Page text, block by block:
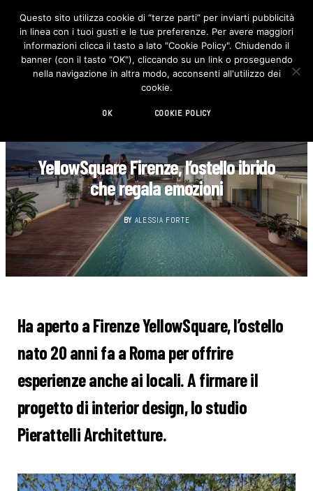
F
c
e
b
o
I
n
s
t
YellowSquare Firenze, l’ostello ibrido
che regala emozioni
BY ALESSIA FORTE
Ha aperto a Firenze YellowSquare, l’ostello
nato 20 anni fa a Roma per offrire
esperienze anche ai locali. A firmare il
progetto di interior design, lo studio
Pierattelli Architetture.
Questo sito utilizza cookie di “terze parti” per inviarti pubblicità
in linea con i tuoi gusti e le tue preferenze. Per avere maggiori
informazioni clicca il tasto a lato "Cookie Policy". Chiudendo il
banner (con il tasto "OK"), cliccando su un link o proseguendo
nella navigazione in altra modo, acconsenti all'utilizzo dei
cookie.
OK COOKIE POLICY